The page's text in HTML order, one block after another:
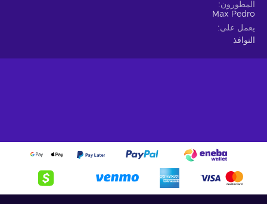
المطورون
Max Pedro
يعمل على
النوافذ